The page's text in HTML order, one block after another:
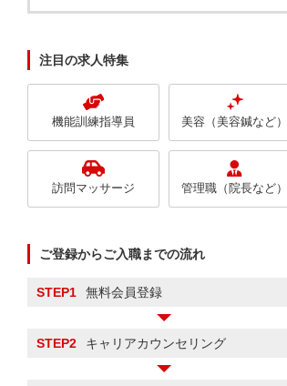
注目の求人特集
機能訓練指導員 美容（美容鍼など）
訪問マッサージ 管理職（院長など）
ご登録からご入職までの流れ
STEP1 無料会員登録
STEP2 キャリアカウンセリング